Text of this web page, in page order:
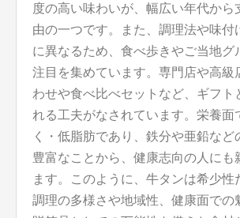
度の高い味わいが、幅広い年代から
由の一つです。また、調理法や味付
に異なるため、食べ歩きやご当地グ
注目を集めています。専門店や高級
わせや食べ比べセットなど、ギフト
れる工夫がなされています。栄養面
く・低脂肪であり、鉄分や亜鉛など
豊富なことから、健康志向の人にも
ます。このように、牛タンは希少性
調理の多様さや地域性、健康面での